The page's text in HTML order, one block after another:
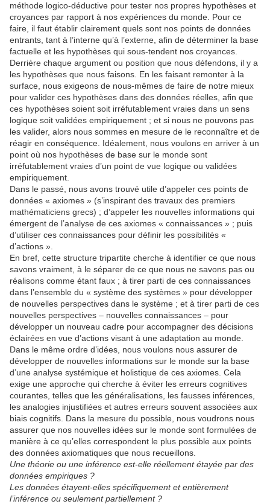
méthode logico-déductive pour tester nos propres hypothèses et
croyances par rapport à nos expériences du monde. Pour ce
faire, il faut établir clairement quels sont nos points de données
entrants, tant à l’interne qu’à l’externe, afin de déterminer la base
factuelle et les hypothèses qui sous-tendent nos croyances.
Derrière chaque argument ou position que nous défendons, il y a
les hypothèses que nous faisons. En les faisant remonter à la
surface, nous exigeons de nous-mêmes de faire de notre mieux
pour valider ces hypothèses dans des données réelles, afin que
ces hypothèses soient soit irréfutablement vraies dans un sens
logique soit validées empiriquement ; et si nous ne pouvons pas
les valider, alors nous sommes en mesure de le reconnaître et de
réagir en conséquence. Idéalement, nous voulons en arriver à un
point où nos hypothèses de base sur le monde sont
irréfutablement vraies d’un point de vue logique ou validées
empiriquement.
Dans le passé, nous avons trouvé utile d’appeler ces points de
données « axiomes » (s’inspirant des travaux des premiers
mathématiciens grecs) ; d’appeler les nouvelles informations qui
émergent de l’analyse de ces axiomes « connaissances » ; puis
d’utiliser ces connaissances pour définir les possibilités «
d’actions ».
En bref, cette structure tripartite cherche à identifier ce que nous
savons vraiment, à le séparer de ce que nous ne savons pas ou
réalisons comme étant faux ; à tirer parti de ces connaissances
dans l’ensemble du « système des systèmes » pour développer
de nouvelles perspectives dans le système ; et à tirer parti de ces
nouvelles perspectives – nouvelles connaissances – pour
développer un nouveau cadre pour accompagner des décisions
éclairées en vue d’actions visant à une adaptation au monde.
Dans le même ordre d’idées, nous voulons nous assurer de
développer de nouvelles informations sur le monde sur la base
d’une analyse systémique et holistique de ces axiomes. Cela
exige une approche qui cherche à éviter les erreurs cognitives
courantes, telles que les généralisations, les fausses inférences,
les analogies injustifiées et autres erreurs souvent associées aux
biais cognitifs. Dans la mesure du possible, nous voudrons nous
assurer que nos nouvelles idées sur le monde sont formulées de
manière à ce qu’elles correspondent le plus possible aux points
des données axiomatiques que nous recueillons.
Une théorie ou une inférence est-elle réellement étayée par des
données empiriques ?
Les données étayent-elles spécifiquement et entièrement
l’inférence ou seulement partiellement ?